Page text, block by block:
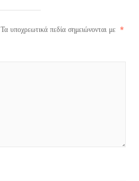
Τα υποχρεωτικά πεδία σημειώνονται με *